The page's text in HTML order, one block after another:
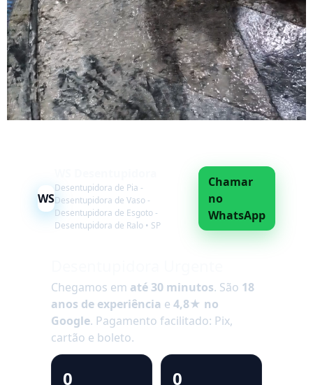
WS
Desentupidora de Pia -
Desentupidora de Vaso -
Desentupidora de Esgoto -
Desentupidora de Ralo • SP
Chamar
no
WhatsApp
Chegamos em até 30 minutos. São 18
anos de experiência e 4,8★ no
Google. Pagamento facilitado: Pix,
cartão e boleto.
0 0